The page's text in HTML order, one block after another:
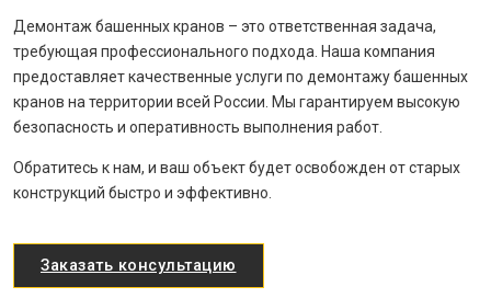
Демонтаж башенных кранов – это ответственная задача,
требующая профессионального подхода. Наша компания
предоставляет качественные услуги по демонтажу башенных
кранов на территории всей России. Мы гарантируем высокую
безопасность и оперативность выполнения работ.
Обратитесь к нам, и ваш объект будет освобожден от старых
конструкций быстро и эффективно.
Заказать консультацию